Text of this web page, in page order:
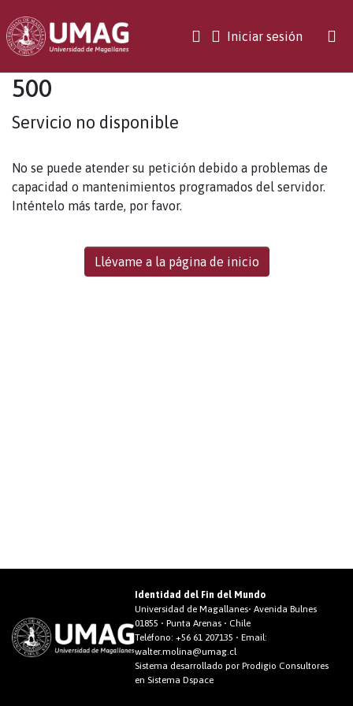
Iniciar sesión(current)
500
Servicio no disponible
No se puede atender su petición debido a problemas de
capacidad o mantenimientos programados del servidor.
Inténtelo más tarde, por favor.
Llévame a la página de inicio
Identidad del Fin del Mundo
Universidad de Magallanes• Avenida Bulnes
01855 • Punta Arenas • Chile
Teléfono:+56 61 207135 • Email:
walter.molina@umag.cl
Sistema desarrollado por Prodigio Consultores
en Sistema Dspace